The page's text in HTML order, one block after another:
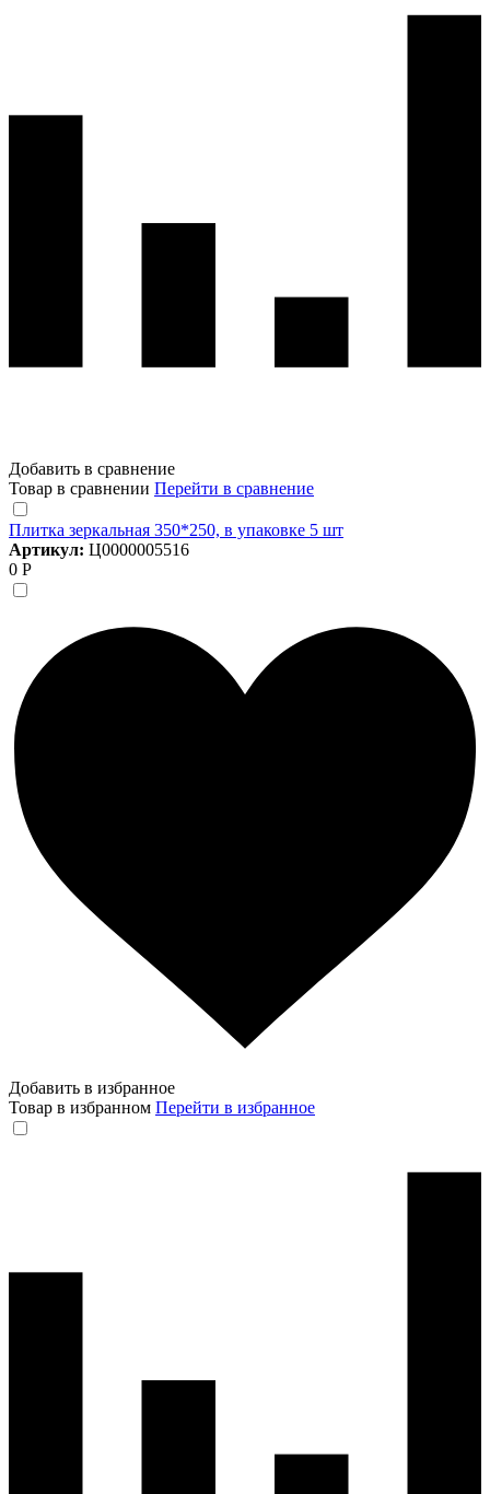
Добавить в сравнение
Товар в сравнении Перейти в сравнение
Плитка зеркальная 350*250, в упаковке 5 шт
Артикул: Ц0000005516
0 Р
Добавить в избранное
Товар в избранном Перейти в избранное